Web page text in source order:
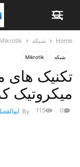
Home شبکه Mikrotik
شبکه Mikrotik
تکنیک های
میکروتیک
By 0
115